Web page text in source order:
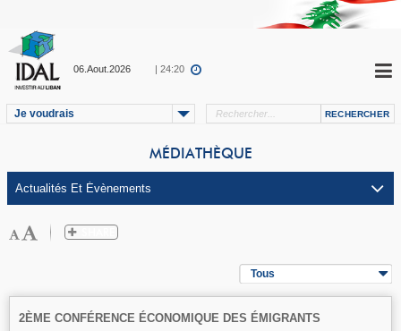
06.Aout.2026 | 24:20
Je voudrais
MÉDIATHÈQUE
Tous
2ÈME CONFÉRENCE ÉCONOMIQUE DES ÉMIGRANTS